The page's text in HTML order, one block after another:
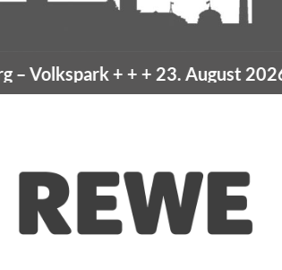
Volkspark+ + +23. August 2026 –